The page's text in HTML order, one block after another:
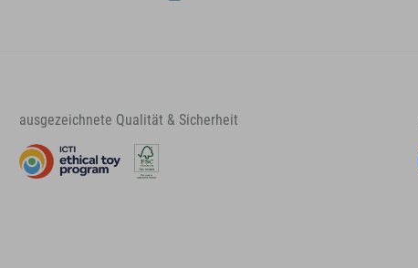
ausgezeichnete Qualität & Sicherheit